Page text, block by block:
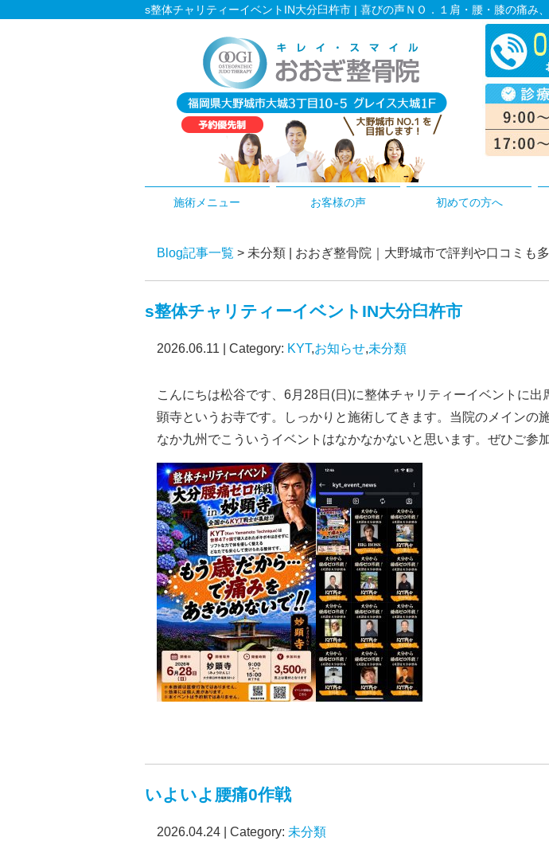
s整体チャリティーイベントIN大分臼杵市 | 喜びの声ＮＯ．１肩・腰・膝の痛み
施術メニュー お客様の声 初めての方へ
Blog記事一覧 > 未分類 | おおぎ整骨院｜大野城市で評判や口コミも
s整体チャリティーイベントIN大分臼杵市
2026.06.11 | Category: KYT,お知らせ,未分類
こんにちは松谷です、6月28日(日)に整体チャリティーイベントに
顕寺というお寺です。しっかりと施術してきます。当院のメイン
なか九州でこういうイベントはなかなかないと思います。ぜひご参
いよいよ腰痛0作戦
2026.04.24 | Category: 未分類